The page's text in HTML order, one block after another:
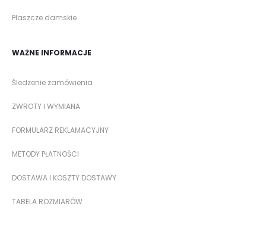
Płaszcze damskie
WAŻNE INFORMACJE
Śledzenie zamówienia
ZWROTY I WYMIANA
FORMULARZ REKLAMACYJNY
METODY PŁATNOŚCI
DOSTAWA I KOSZTY DOSTAWY
TABELA ROZMIARÓW